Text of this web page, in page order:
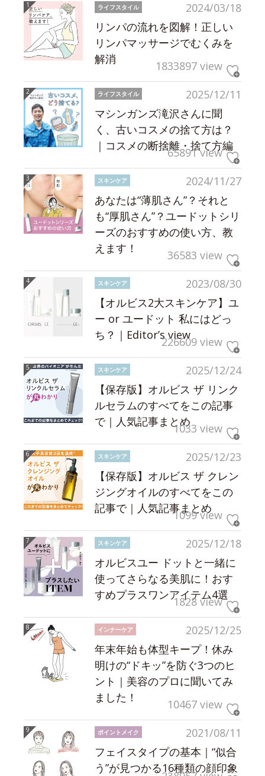
2024/03/18
ライフスタイル
リンパの流れを図解！正しい
リンパマッサージでむくみを
解消
1833897 view
2025/12/11
ライフスタイル
マシンガンズ滝沢さんに聞
く、古いコスメの捨て方は？
｜コスメの断捨離・捨て方編
65891 view
2024/11/27
スキンケア
あなたは“薄肌さん”？それと
も“厚肌さん”？ユードットシリ
ーズのおすすめの使い方、教
えます！
36583 view
2023/08/30
スキンケア
【オルビス2大スキンケア】ユ
ー or ユードット 私にはどっ
ち？｜Editor’s view226609 view
2025/12/24
スキンケア
【保存版】オルビス ザ リンク
ルセラムのすべてをこの記事
で｜人気記事まとめ1033 view
2025/12/23
スキンケア
【保存版】オルビス ザ クレン
ジングオイルのすべてをこの
記事で｜人気記事まとめ
1099 view
2025/12/18
スキンケア
オルビスユー ドットと一緒に
使ってさらなる美肌に！おす
すめプラスワンアイテム4選
1828 view
2025/12/25
インナーケア
年末年始も体型キープ！休み
明けの“ドキッ”を防ぐ3つのヒ
ント｜美容のプロに聞いてみ
ました！
10467 view
2021/08/11
ポイントメイク
フェイスタイプの基本｜“似合
う”が見つかる16種類の顔印象